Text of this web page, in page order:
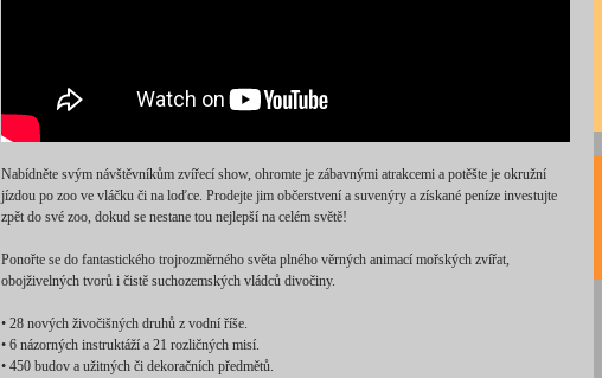
Nabídněte svým návštěvníkům zvířecí show, ohromte je zábavnými atrakcemi a potěšte je okružní
jízdou po zoo ve vláčku či na loďce. Prodejte jim občerstvení a suvenýry a získané peníze investujte
zpět do své zoo, dokud se nestane tou nejlepší na celém světě!
Ponořte se do fantastického trojrozměrného světa plného věrných animací mořských zvířat,
obojživelných tvorů i čistě suchozemských vládců divočiny.
• 28 nových živočišných druhů z vodní říše.
• 6 názorných instruktáží a 21 rozličných misí.
• 450 budov a užitných či dekoračních předmětů.